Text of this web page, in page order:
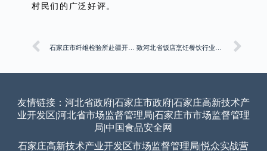
村民们的广泛好评。
石家庄市纤维检验所赴疆开展监管棉公检工作
友情链接： 河北省政府|石家庄市政府|石家庄高新技术产
业开发区|河北省市场监督管理局|石家庄市市场监督管理
局|中国食品安全网
石家庄高新技术产业开发区市场监督管理局|悦众实战营